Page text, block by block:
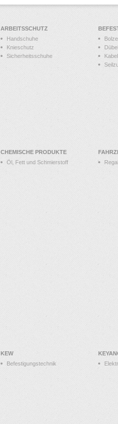
ARBEITSSCHUTZ
Handschuhe
Knieschutz
Sicherheitsschuhe
Dübel
CHEMISCHE PRODUKTE
Öl, Fett und Schmierstoff
KEW
Befestigungstechnik